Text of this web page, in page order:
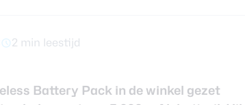
2 min leestijd
Battery Pack in de winkel gezet